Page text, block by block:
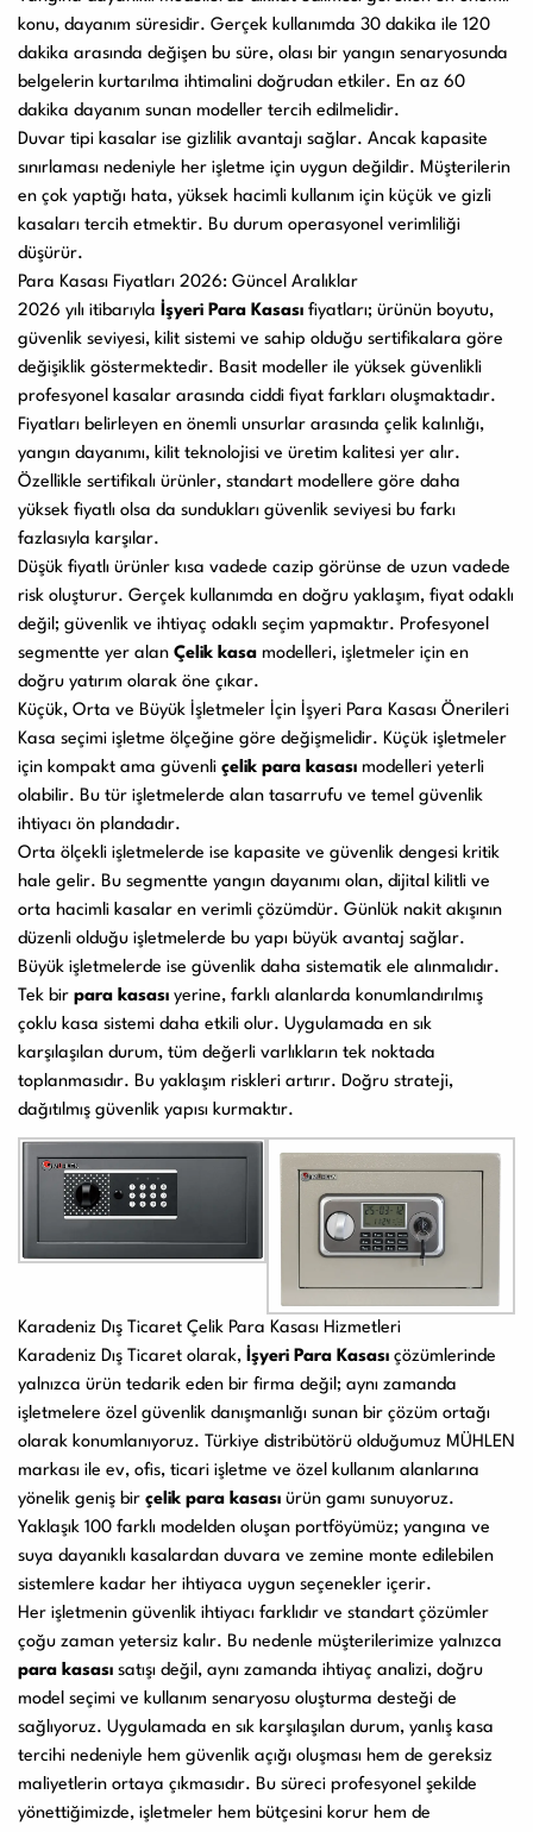
konu, dayanım süresidir. Gerçek kullanımda 30 dakika ile 120
dakika arasında değişen bu süre, olası bir yangın senaryosunda
belgelerin kurtarılma ihtimalini doğrudan etkiler. En az 60
dakika dayanım sunan modeller tercih edilmelidir.
Duvar tipi kasalar ise gizlilik avantajı sağlar. Ancak kapasite
sınırlaması nedeniyle her işletme için uygun değildir. Müşterilerin
en çok yaptığı hata, yüksek hacimli kullanım için küçük ve gizli
kasaları tercih etmektir. Bu durum operasyonel verimliliği
düşürür.
Para Kasası Fiyatları 2026: Güncel Aralıklar
2026 yılı itibarıyla İşyeri Para Kasası fiyatları; ürünün boyutu,
güvenlik seviyesi, kilit sistemi ve sahip olduğu sertifikalara göre
değişiklik göstermektedir. Basit modeller ile yüksek güvenlikli
profesyonel kasalar arasında ciddi fiyat farkları oluşmaktadır.
Fiyatları belirleyen en önemli unsurlar arasında çelik kalınlığı,
yangın dayanımı, kilit teknolojisi ve üretim kalitesi yer alır.
Özellikle sertifikalı ürünler, standart modellere göre daha
yüksek fiyatlı olsa da sundukları güvenlik seviyesi bu farkı
fazlasıyla karşılar.
Düşük fiyatlı ürünler kısa vadede cazip görünse de uzun vadede
risk oluşturur. Gerçek kullanımda en doğru yaklaşım, fiyat odaklı
değil; güvenlik ve ihtiyaç odaklı seçim yapmaktır. Profesyonel
segmentte yer alan Çelik kasa modelleri, işletmeler için en
doğru yatırım olarak öne çıkar.
Küçük, Orta ve Büyük İşletmeler İçin İşyeri Para Kasası Önerileri
Kasa seçimi işletme ölçeğine göre değişmelidir. Küçük işletmeler
için kompakt ama güvenli çelik para kasası modelleri yeterli
olabilir. Bu tür işletmelerde alan tasarrufu ve temel güvenlik
ihtiyacı ön plandadır.
Orta ölçekli işletmelerde ise kapasite ve güvenlik dengesi kritik
hale gelir. Bu segmentte yangın dayanımı olan, dijital kilitli ve
orta hacimli kasalar en verimli çözümdür. Günlük nakit akışının
düzenli olduğu işletmelerde bu yapı büyük avantaj sağlar.
Büyük işletmelerde ise güvenlik daha sistematik ele alınmalıdır.
Tek bir para kasası yerine, farklı alanlarda konumlandırılmış
çoklu kasa sistemi daha etkili olur. Uygulamada en sık
karşılaşılan durum, tüm değerli varlıkların tek noktada
toplanmasıdır. Bu yaklaşım riskleri artırır. Doğru strateji,
dağıtılmış güvenlik yapısı kurmaktır.
Karadeniz Dış Ticaret Çelik Para Kasası Hizmetleri
Karadeniz Dış Ticaret olarak, İşyeri Para Kasası çözümlerinde
yalnızca ürün tedarik eden bir firma değil; aynı zamanda
işletmelere özel güvenlik danışmanlığı sunan bir çözüm ortağı
olarak konumlanıyoruz. Türkiye distribütörü olduğumuz MÜHLEN
markası ile ev, ofis, ticari işletme ve özel kullanım alanlarına
yönelik geniş bir çelik para kasası ürün gamı sunuyoruz.
Yaklaşık 100 farklı modelden oluşan portföyümüz; yangına ve
suya dayanıklı kasalardan duvara ve zemine monte edilebilen
sistemlere kadar her ihtiyaca uygun seçenekler içerir.
Her işletmenin güvenlik ihtiyacı farklıdır ve standart çözümler
çoğu zaman yetersiz kalır. Bu nedenle müşterilerimize yalnızca
para kasası satışı değil, aynı zamanda ihtiyaç analizi, doğru
model seçimi ve kullanım senaryosu oluşturma desteği de
sağlıyoruz. Uygulamada en sık karşılaşılan durum, yanlış kasa
tercihi nedeniyle hem güvenlik açığı oluşması hem de gereksiz
maliyetlerin ortaya çıkmasıdır. Bu süreci profesyonel şekilde
yönettiğimizde, işletmeler hem bütçesini korur hem de